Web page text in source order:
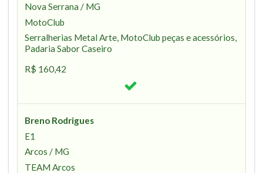
Nova Serrana / MG
MotoClub
Serralherias Metal Arte, MotoClub peças e acessórios,
Padaria Sabor Caseiro
R$ 160,42
Breno Rodrigues
E1
Arcos / MG
TEAM Arcos